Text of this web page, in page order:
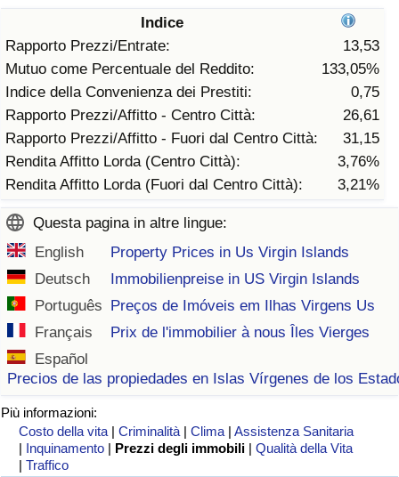
Indice
Rapporto Prezzi/Entrate:
13,53
Mutuo come Percentuale del Reddito:
133,05%
Indice della Convenienza dei Prestiti:
0,75
Rapporto Prezzi/Affitto - Centro Città:
26,61
Rapporto Prezzi/Affitto - Fuori dal Centro Città:
31,15
Rendita Affitto Lorda (Centro Città):
3,76%
Rendita Affitto Lorda (Fuori dal Centro Città):
3,21%
Questa pagina in altre lingue:
English
Property Prices in Us Virgin Islands
Deutsch
Immobilienpreise in US Virgin Islands
Português Preços de Imóveis em Ilhas Virgens Us
Français
Prix de l'immobilier à nous Îles Vierges
Español
Precios de las propiedades en Islas Vírgenes de los
Più informazioni:
Costo della vita |Criminalità |Clima |Assistenza Sanitaria
| Inquinamento | Prezzi degli immobili |Qualità della Vita
|Traffico
Indice dell’Inquinamento per Nazione
Traffico
Indice del Traffico
Indice del traffico (Corrente)
Indice del traffico per Nazione